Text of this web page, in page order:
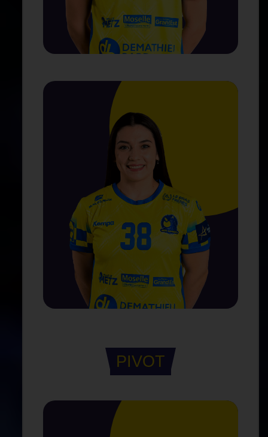
PIVOT